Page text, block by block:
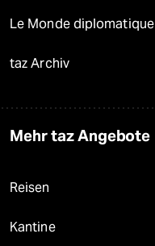
Le Monde diplomatique
taz Archiv
Mehr taz Angebote
Reisen
Kantine